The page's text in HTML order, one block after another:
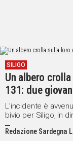
SILIGO
Un albero
131: due
L’incidente è
bivio per Siligo, in
Redazione Sardegna